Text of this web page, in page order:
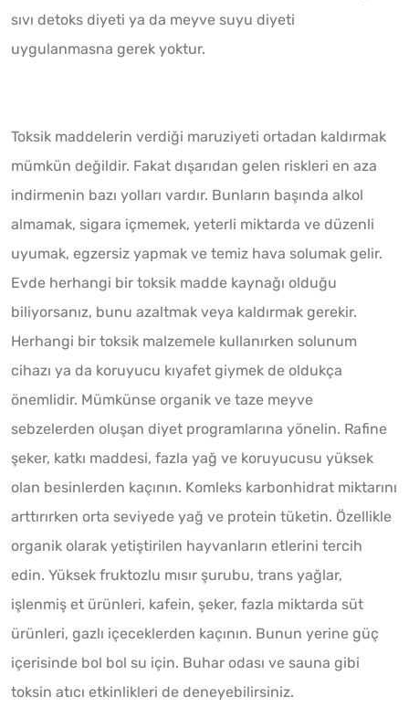
sıvı detoks diyeti ya da meyve suyu diyeti
uygulanmasna gerek yoktur.
Toksik maddelerin verdiği maruziyeti ortadan kaldırmak
mümkün değildir. Fakat dışarıdan gelen riskleri en aza
indirmenin bazı yolları vardır. Bunların başında alkol
almamak, sigara içmemek, yeterli miktarda ve düzenli
uyumak, egzersiz yapmak ve temiz hava solumak gelir.
Evde herhangi bir toksik madde kaynağı olduğu
biliyorsanız, bunu azaltmak veya kaldırmak gerekir.
Herhangi bir toksik malzemele kullanırken solunum
cihazı ya da koruyucu kıyafet giymek de oldukça
önemlidir. Mümkünse organik ve taze meyve
sebzelerden oluşan diyet programlarına yönelin. Rafine
şeker, katkı maddesi, fazla yağ ve koruyucusu yüksek
olan besinlerden kaçının. Komleks karbonhidrat miktarını
arttırırken orta seviyede yağ ve protein tüketin. Özellikle
organik olarak yetiştirilen hayvanların etlerini tercih
edin. Yüksek fruktozlu mısır şurubu, trans yağlar,
işlenmiş et ürünleri, kafein, şeker, fazla miktarda süt
ürünleri, gazlı içeceklerden kaçının. Bunun yerine güç
içerisinde bol bol su için. Buhar odası ve sauna gibi
toksin atıcı etkinlikleri de deneyebilirsiniz.